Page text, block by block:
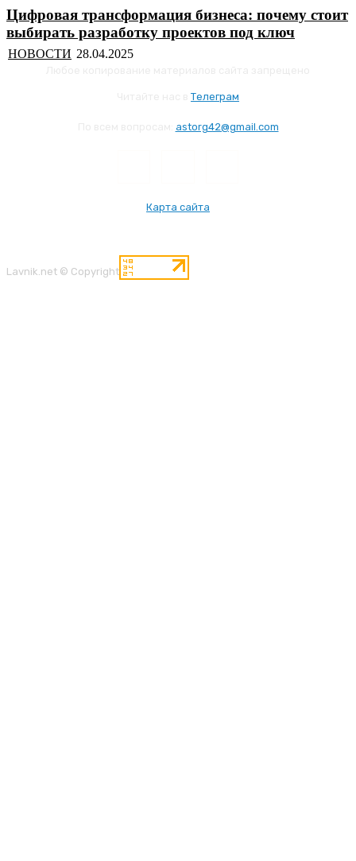
Цифровая трансформация бизнеса: почему стоит
выбирать разработку проектов под ключ
НОВОСТИ
Телеграм
astorg42@gmail.com
Карта сайта
Lavnik.net © Copyright